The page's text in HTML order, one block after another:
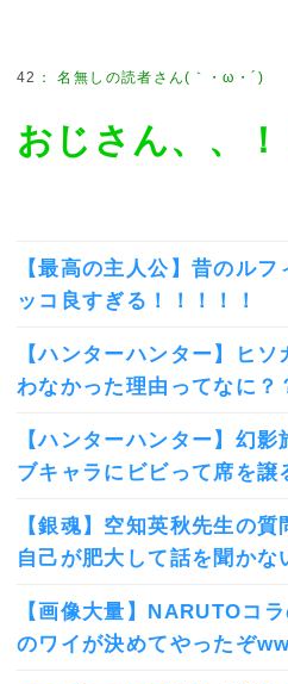
42 ：名無しの読者さん(｀・ω・´)
おじさん、、！
【最高の主人公】昔のル
ッコ良すぎる！！！！！
【ハンターハンター】ヒ
わなかった理由ってなに？
【ハンターハンター】幻
ブキャラにビビって席を
【銀魂】空知英秋先生の
自己が肥大して話を聞かな
【画像大量】NARUTOコ
のワイが決めてやったぞ